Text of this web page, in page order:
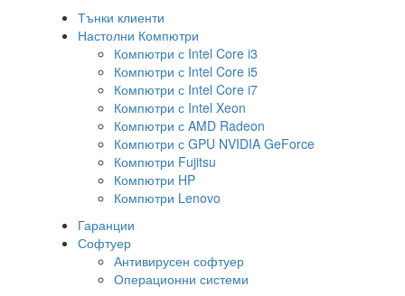
Тънки клиенти
Настолни Компютри
Компютри с Intel Core i3
Компютри с Intel Core i5
Компютри с Intel Core i7
Компютри с Intel Xeon
Компютри с AMD Radeon
Компютри с GPU NVIDIA GeForce
Компютри Fujitsu
Компютри HP
Компютри Lenovo
Гаранции
Софтуер
Антивирусен софтуер
Операционни системи